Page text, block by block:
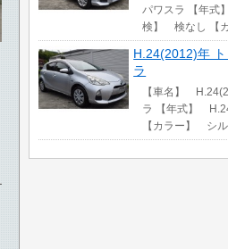
パワスラ 【年
検】 検なし 【
H.24(2012)年
ラ
【車名】
ラ 【年式】
【カラー】 シ